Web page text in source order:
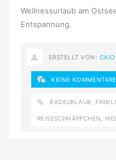
Wellnessurlaub am
Entspannung.
ERSTELLT VON: CAIO
KEINE KOMMENTARE
BADEURLAUB
REISESCHNÄPPCHEN ,